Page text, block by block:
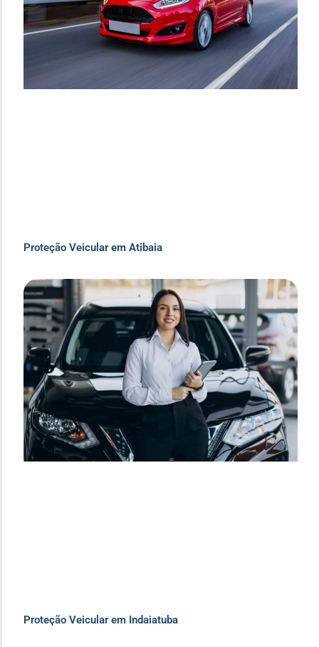
Proteção Veicular em Atibaia
Proteção Veicular em Indaiatuba